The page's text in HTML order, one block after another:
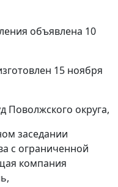
объявлена 10
15 ноября
Поволжского округа,
заседании
с ограниченной
компания